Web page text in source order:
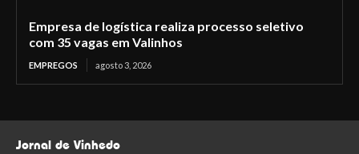
Empresa de logística realiza processo seletivo
com 35 vagas em Valinhos
EMPREGOS agosto 3, 2026
Jornal de Vinhedo